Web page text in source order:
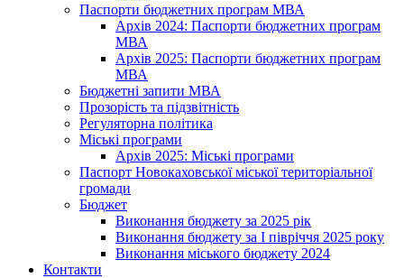
Паспорти бюджетних програм МВА
Архів 2024: Паспорти бюджетних програм
МВА
Архів 2025: Паспорти бюджетних програм
МВА
Бюджетні запити МВА
Прозорість та підзвітність
Регуляторна політика
Міські програми
Архів 2025: Міські програми
Паспорт Новокаховської міської територіальної
громади
Бюджет
Виконання бюджету за 2025 рік
Виконання бюджету за І півріччя 2025 року
Виконання міського бюджету 2024
Контакти